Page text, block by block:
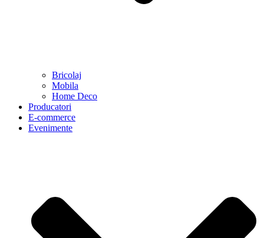
Bricolaj
Mobila
Home Deco
Producatori
E-commerce
Evenimente